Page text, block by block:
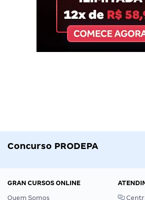
Concurso PRODEPA
GRAN CURSOS ONLINE
Quem Somos